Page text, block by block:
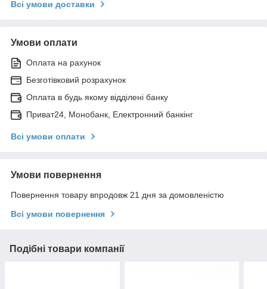
Всі умови доставки
Умови оплати
Оплата на рахунок
Безготівковий розрахунок
Оплата в будь якому відділені банку
Приват24, Монобанк, Електронний банкінг
Всі умови оплати
Умови повернення
Повернення товару впродовж 21 дня за домовленістю
Всі умови повернення
Подібні товари компанії